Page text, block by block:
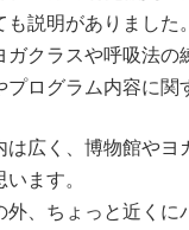
も説明がありました。
ガクラスや呼吸法の
プログラム内容に関
は広く、博物館やヨ
います。
外、ちょっと近くに